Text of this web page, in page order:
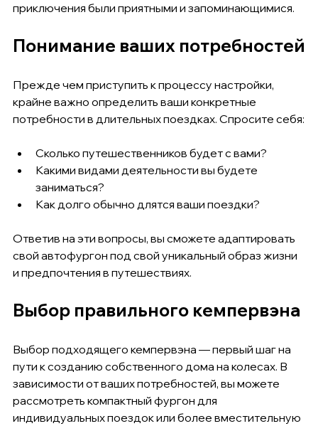
приключения были приятными и запоминающимися.
Понимание ваших потребностей
Прежде чем приступить к процессу настройки,
крайне важно определить ваши конкретные
потребности в длительных поездках. Спросите себя:
Сколько путешественников будет с вами?
Какими видами деятельности вы будете
заниматься?
Как долго обычно длятся ваши поездки?
Ответив на эти вопросы, вы сможете адаптировать
свой автофургон под свой уникальный образ жизни
и предпочтения в путешествиях.
Выбор правильного кемпервэна
Выбор подходящего кемпервэна — первый шаг на
пути к созданию собственного дома на колесах. В
зависимости от ваших потребностей, вы можете
рассмотреть компактный фургон для
индивидуальных поездок или более вместительную